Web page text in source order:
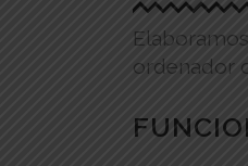
ordenador